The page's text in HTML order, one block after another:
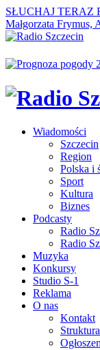
SŁUCHAJ TERAZ
Małgorzata Frymus,
Wiadomości
Szczecin
Region
Polska i
Sport
Kultura
Biznes
Podcasty
Radio
Radio
Muzyka
Konkursy
Studio S-1
Reklama
O nas
Kontakt